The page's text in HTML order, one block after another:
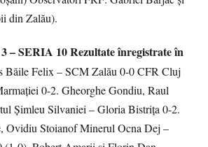
din Zalău).
– SERIA 10Rezultate înregistrate în
Băile Felix – SCM Zalău 0-0 CFR Cluj
0-2. Gheorghe Gondiu, Raul
Șimleu Silvaniei – Gloria Bistrița 0-2.
Ovidiu Stoianof Minerul Ocna Dej –